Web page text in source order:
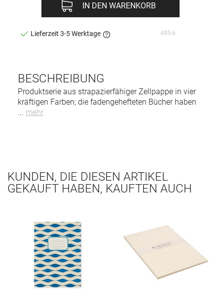
BESCHREIBUNG
Produktserie aus strapazierfähiger Zellpappe in vier
kräftigen Farben; die fadengehefteten Bücher haben
... mehr
IN DEN WARENKORB
Lieferzeit 3-5 Werktage 489-6
KUNDEN, DIE DIESEN ARTIKEL
GEKAUFT HABEN, KAUFTEN AUCH